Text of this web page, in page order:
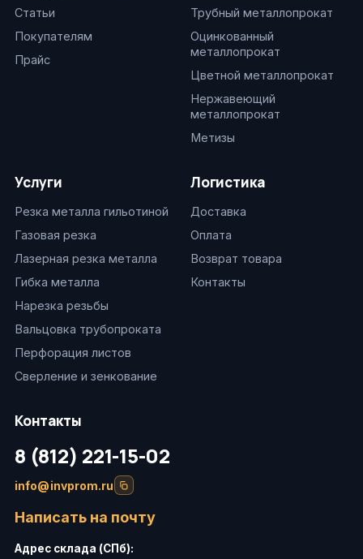
Статьи
Покупателям
Прайс
Трубный металлопрокат
Оцинкованный
металлопрокат
Цветной металлопрокат
Нержавеющий
металлопрокат
Метизы
Услуги
Резка металла гильотиной
Газовая резка
Лазерная резка металла
Гибка металла
Нарезка резьбы
Вальцовка трубопроката
Перфорация листов
Сверление и зенкование
Логистика
Доставка
Оплата
Возврат товара
Контакты
Контакты
8 (812) 221-15-02
info@invprom.ru
Написать на почту
Адрес склада (СПб):